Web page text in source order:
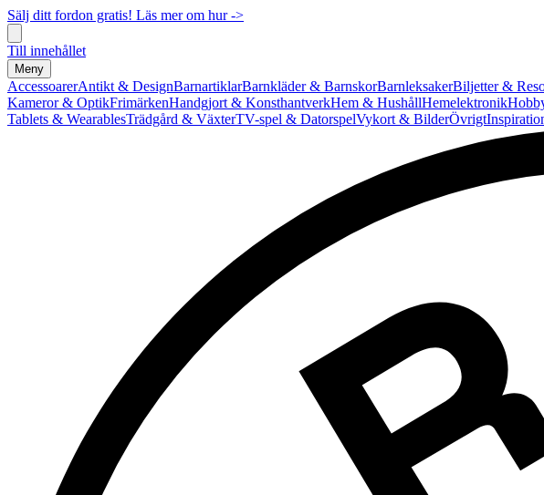
Sälj ditt fordon gratis! Läs mer om hur ->
Till innehållet
Meny
AccessoarerAntikt & DesignBarnartiklarBarnkläder & BarnskorBarnleksakerBiljetter &
Kameror & OptikFrimärkenHandgjort & KonsthantverkHem & HushållHemelektronik
Tablets & WearablesTrädgård & VäxterTV-spel & DatorspelVykort & BilderÖvrigt